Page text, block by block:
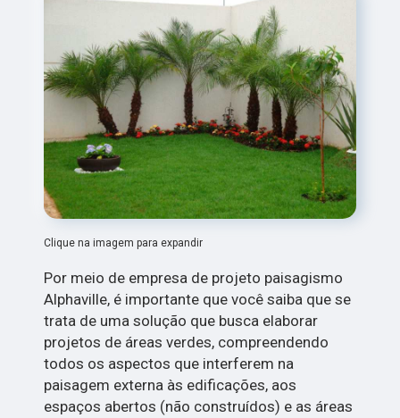
Clique na imagem para expandir
Por meio de empresa de projeto paisagismo
Alphaville, é importante que você saiba que se
trata de uma solução que busca elaborar
projetos de áreas verdes, compreendendo
todos os aspectos que interferem na
paisagem externa às edificações, aos
espaços abertos (não construídos) e as áreas